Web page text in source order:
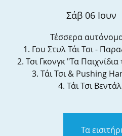
Σάβ 06 Ιουν
Τέσσερα
1. Γου Στυλ Τάι Τσι -
2. Τσι Γκονγκ "Τα
3. Τάι Τσι & Pushing
4. Τάι Τσι
Τα